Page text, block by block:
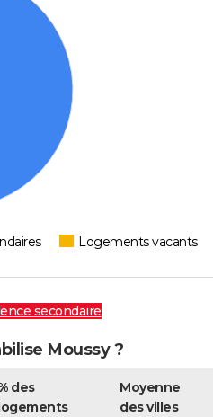
Logements vacants
secondaire
Moussy ?
des
Moyenne
des villes